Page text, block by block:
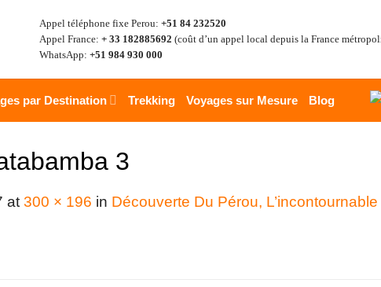
Appel téléphone fixe Perou: +51 84 232520
Appel France: + 33 182885692 (coût d’un appel local depuis la France
WhatsApp: +51 984 930 000
par Destination Trekking Voyages sur Mesure Blog
3
at 300 × 196 in Découverte Du Pérou, L’incontournable